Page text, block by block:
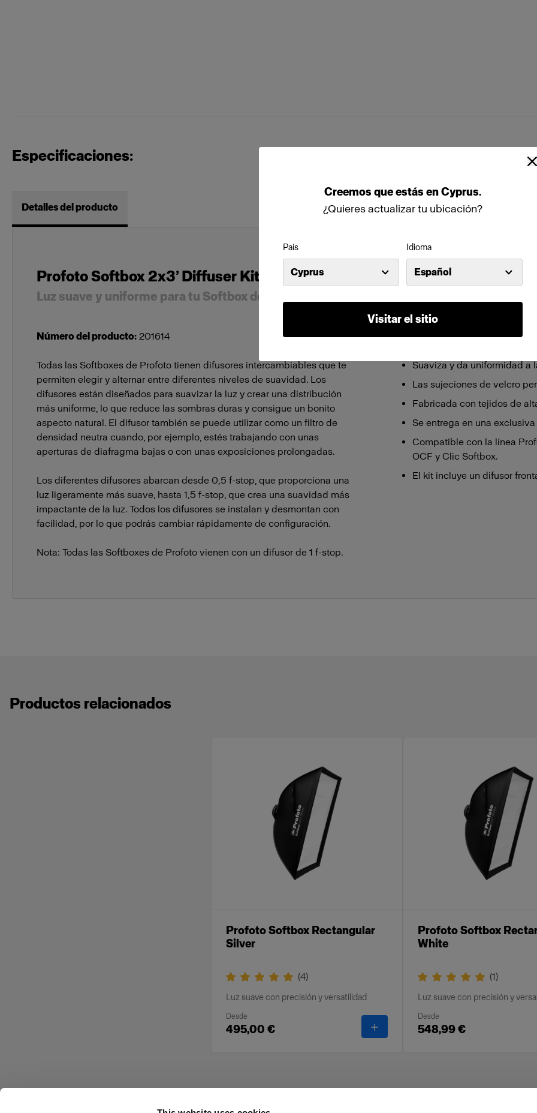
Creemos queestás enCyprus.
¿Quieres actualizar tu ubicación?
País
Cyprus
Idioma
Español
Visitar el sitio
Especificaciones:
Detalles del producto
Profoto Softbox 2x3’ Diffuser Kit 1.5 f-stop
Luz suave y uniforme para tu Softbox de Profoto
Número del producto: 201614
Todas las Softboxes de Profoto tienen difusores intercambiables que te
permiten elegir y alternar entre diferentes niveles de suavidad. Los
difusores están diseñados para suavizar la luz y crear una distribución
más uniforme, lo que reduce las sombras duras y consigue un bonito
aspecto natural. El difusor también se puede utilizar como un filtro de
densidad neutra cuando, por ejemplo, estés trabajando con unas
aperturas de diafragma bajas o con unas exposiciones prolongadas.
Los diferentes difusores abarcan desde 0,5 f-stop, que proporciona una
luz ligeramente más suave, hasta 1,5 f-stop, que crea una suavidad más
impactante de la luz. Todos los difusores se instalan y desmontan con
facilidad, por lo que podrás cambiar rápidamente de configuración.
Nota: Todas las Softboxes de Profoto vienen con un difusor de 1 f-stop.
Características
Suaviza y da uniformidad a
Las sujeciones de velcro
Fabricada con tejidos de
Se entrega en una
Compatible con la línea
OCF y Clic Softbox.
El kit incluye un difusor
Productos relacionados
Profoto Softbox Rectangular
Silver
(4)
Luz suave con precisión y versatilidad
Desde
495,00 € Profoto Softbox Rectangular Silver
Profoto Softbox
White
(1)
Luz suave con precisión y
Desde
548,99 €